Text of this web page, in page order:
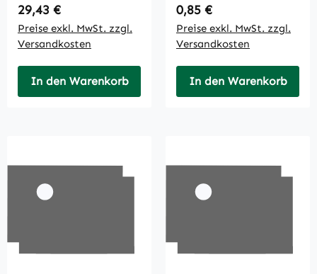
Regulärer Preis:
29,43 €
Preise exkl. MwSt. zzgl.
Versandkosten
In den Warenkorb
Regulärer Preis:
0,85 €
Preise exkl. MwSt. zzgl.
Versandkosten
In den Warenkorb